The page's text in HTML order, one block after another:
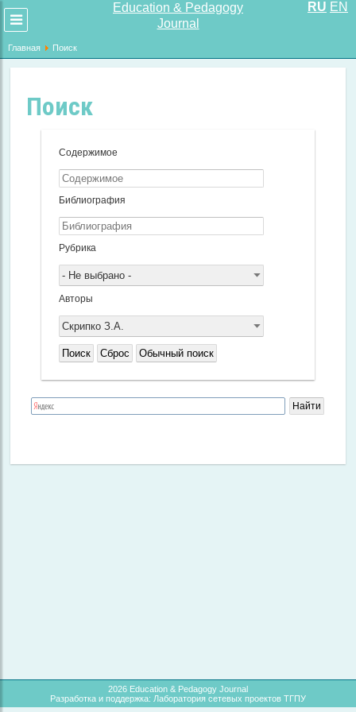
Education & Pedagogy
Journal
Развернуть
меню
RU EN
Главная Поиск
Поиск
Содержимое
Библиография
Рубрика
- Не выбрано -
Авторы
Скрипко З.А.
Поиск Сброс Обычный поиск
2026 Education & Pedagogy Journal
Разработка и поддержка: Лаборатория сетевых проектов ТГПУ